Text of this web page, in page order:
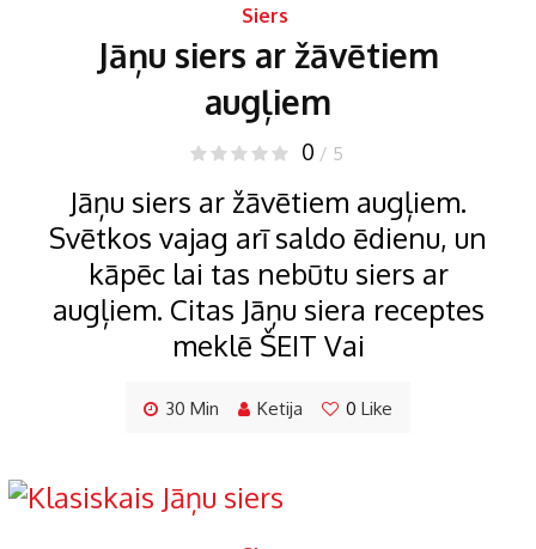
Siers
Jāņu siers ar žāvētiem
augļiem
0 / 5
Jāņu siers ar žāvētiem augļiem.
Svētkos vajag arī saldo ēdienu, un
kāpēc lai tas nebūtu siers ar
augļiem. Citas Jāņu siera receptes
meklē ŠEIT Vai
30 Min Ketija 0 Like